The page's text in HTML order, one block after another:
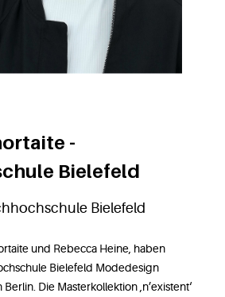
-
Bielefeld
Bielefeld
und Rebecca Heine, haben
Bielefeld Modedesign
Die Masterkollektion ‚n’existent‘